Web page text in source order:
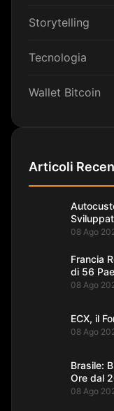
Storytelling
Tecnologia
Wallet Bitcoin
Articoli
08 Ago
Francia
di 56
08 Ago
ECX, il
08 Ago
Brasile:
Ore dal
08 Ago